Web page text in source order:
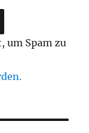
um Spam zu